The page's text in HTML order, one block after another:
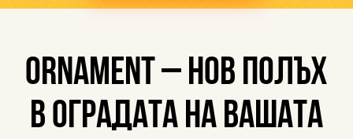
ORNAMENT – НОВ ПОЛЪХ
В ОГРАДАТА НА ВАШАТА